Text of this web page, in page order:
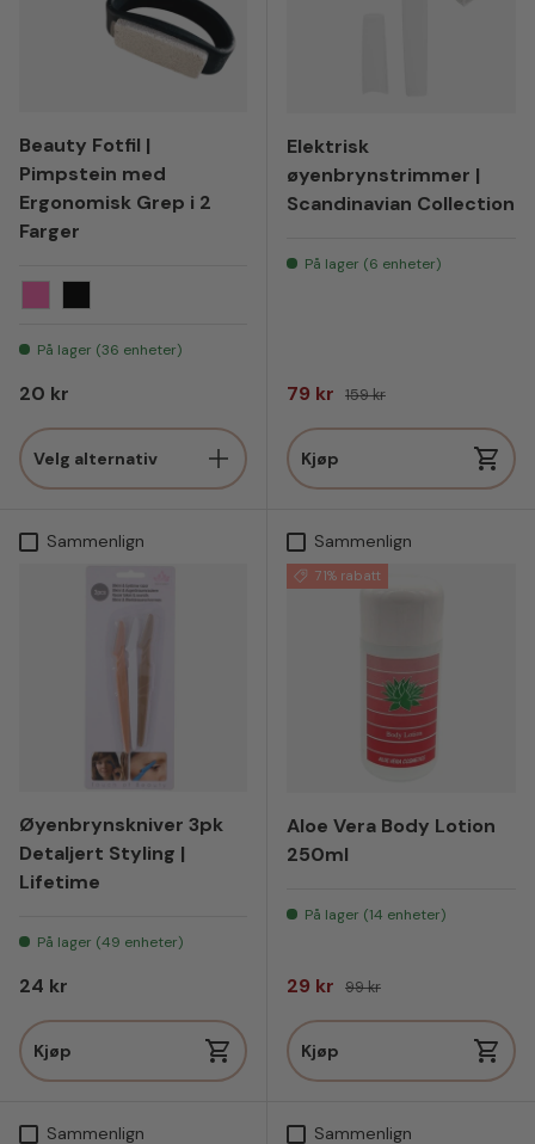
Beauty Fotfil |
Pimpstein med
Ergonomisk Grep i 2
Farger
På lager (36 enheter)
Vanlig pris
20 kr
Velg alternativ
Elektrisk
øyenbrynstrimmer |
Scandinavian Collection
På lager (6 enheter)
Salgspris
79 kr Vanlig pris
159 kr
Kjøp
Sammenlign
Øyenbrynskniver 3pk
Detaljert Styling |
Lifetime
På lager (49 enheter)
Vanlig pris
24 kr
Kjøp
Sammenlign
71% rabatt
Aloe Vera Body Lotion
250ml
På lager (14 enheter)
Salgspris
29 kr Vanlig pris
99 kr
Kjøp
Sammenlign Sammenlign